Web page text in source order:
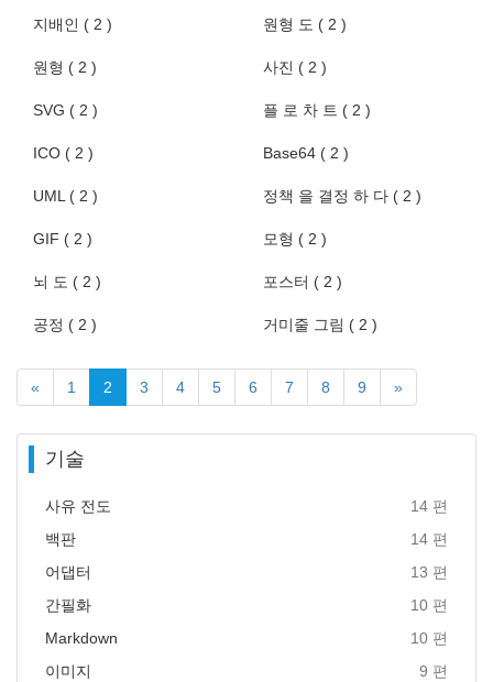
지배인 ( 2 ) 원형 도 ( 2 )
원형 ( 2 ) 사진 ( 2 )
SVG ( 2 ) 플 로 차 트 ( 2 )
ICO ( 2 ) Base64 ( 2 )
UML ( 2 ) 정책 을 결정 하 다 ( 2 )
GIF ( 2 ) 모형 ( 2 )
뇌 도 ( 2 ) 포스터 ( 2 )
공정 ( 2 ) 거미줄 그림 ( 2 )
« 1 2 3 4 5 6 7 8 9 »
기술
사유 전도
14 편
백판
14 편
어댑터
13 편
간필화
10 편
Markdown
10 편
이미지
9 편